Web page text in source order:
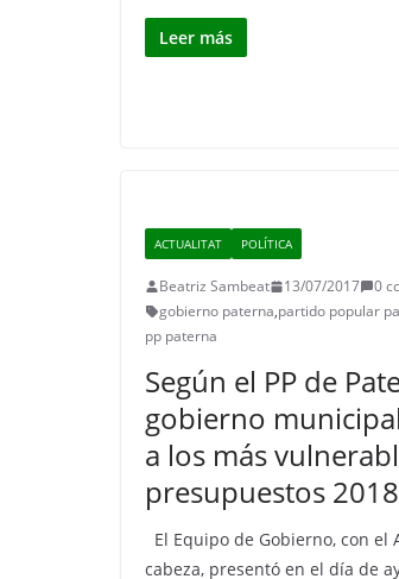
Leer más
ACTUALITAT POLÍTICA
Beatriz Sambeat 13/07/2017
0
gobierno paterna,partido popular
pp paterna
Según el PP de
gobierno
a los más
presupuestos 2018
El Equipo de Gobierno, con el
cabeza, presentó en el día de